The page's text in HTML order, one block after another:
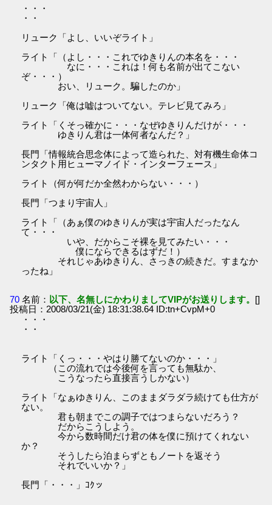
・・・
・・
リューク「よし、いいぞライト」
ライト「（よし・・・これでゆきりんの本名を・・・
なに・・・これは！何も名前が出てこない
ぞ・・・）
おい、リューク。騙したのか」
リューク「俺は嘘はついてない。テレビ見てみろ」
ライト「くそっ確かに・・・なぜゆきりんだけが・・・
ゆきりん君は一体何者なんだ？」
長門「情報統合思念体によって造られた、対有機生命体コ
ンタクト用ヒューマノイド・インターフェース」
ライト（何が何だか全然わからない・・・）
長門「つまり宇宙人」
ライト「（あぁ僕のゆきりんが実は宇宙人だったなん
て・・・
いや、だからこそ裸を見てみたい・・・
僕にならできるはずだ！）
それじゃあゆきりん、さっきの続きだ。すまなか
ったね」
70 名前： 以下、名無しにかわりましてVIPがお送りします。 []
投稿日：2008/03/21(金) 18:31:38.64 ID:tn+CvpM+0
・・・
・・
ライト「くっ・・・やはり勝てないのか・・・」
（この流れでは今後何を言っても無駄か、
こうなったら直接言うしかない）
ライト「なぁゆきりん、このままダラダラ続けても仕方が
ない。
君も朝までこの調子ではつまらないだろう？
だからこうしよう。
今から数時間だけ君の体を僕に預けてくれない
か？
そうしたら泊まらずともノートを返そう
それでいいか？」
長門「・・・」ｺｸッ